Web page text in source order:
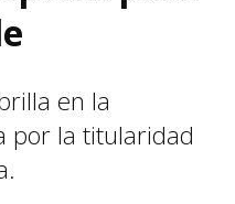
en la
por la titularidad